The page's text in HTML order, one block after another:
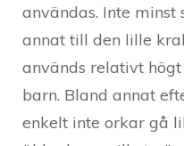
användas. Inte minst
annat till den lille
används relativt
barn. Bland annat
enkelt inte orkar gå